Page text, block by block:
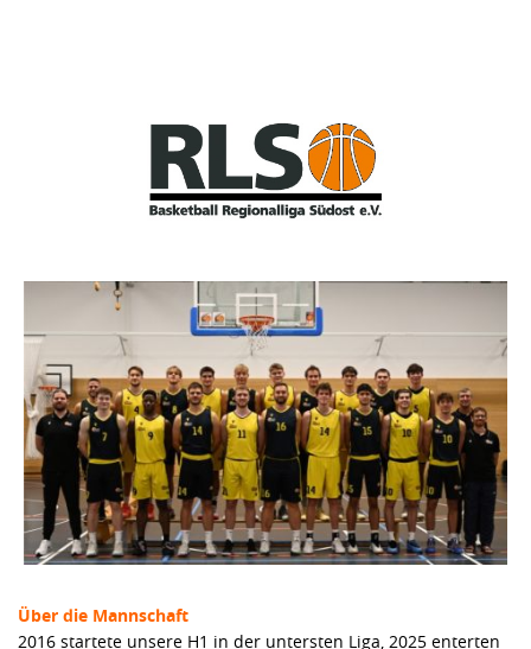
Über die Mannschaft
2016 startete unsere H1 in der untersten Liga, 2025 enterten